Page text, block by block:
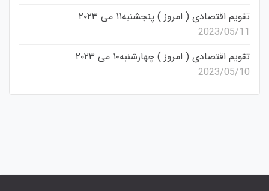
تقویم اقتصادی ( امروز ) پنجشنبه۱۱ می ۲۰۲۳
2023/05/11
تقویم اقتصادی ( امروز ) چهارشنبه۱۰ می ۲۰۲۳
2023/05/10